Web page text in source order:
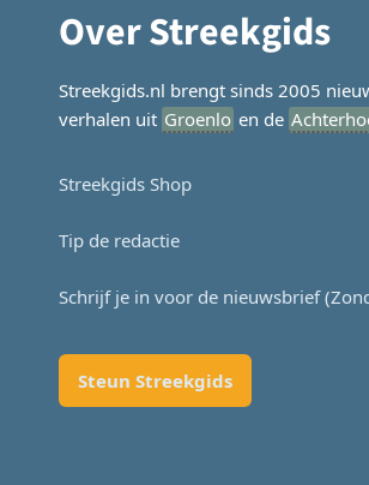
Over Streekgids
Streekgids.nl brengt sinds 2005
verhalen uit Groenlo en de
Streekgids Shop
Tip de redactie
Schrijf je in voor de nieuwsbrief
Steun Streekgids